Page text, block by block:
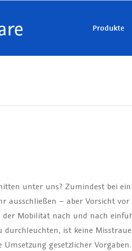
Produkte
unter uns? Zumindest bei
ausschließen – aber Vorsicht vor
der Mobilität nach und nach
ist keine
gesetzlicher Vorgaben.